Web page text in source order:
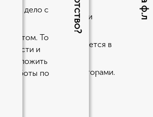
организации, при оформлении
долг, поскольку ваши
свои долги, но нуждается в
заемщиком и кредиторами.
имел дело с
То
и
приложить
работы по